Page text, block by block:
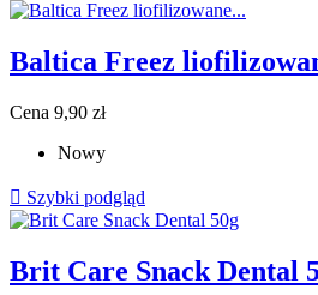
Baltica Freez
Cena 9,90 zł
Nowy
 Szybki podgląd
Brit Care Snack Dental